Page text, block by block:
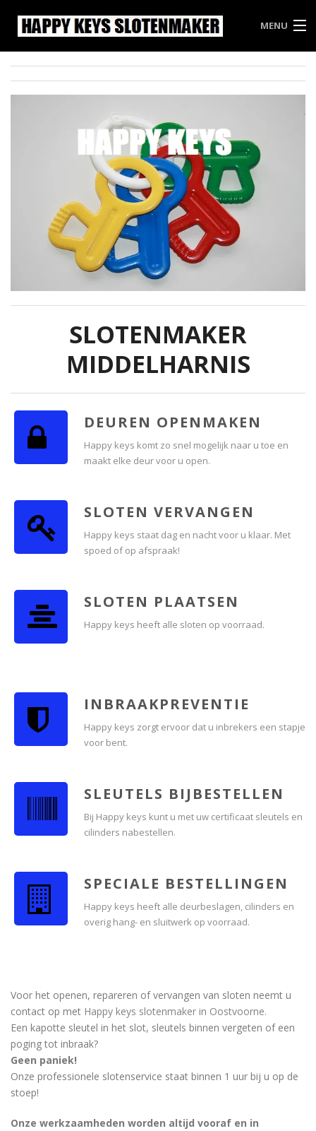
MENU
HAPPY KEYS
WEES INBREKERS EEN STAPJE VOOR
PRIJSLIJST HAPPY KEYS
VRIJBLIJVENDE OFFERTE
SLOTENMAKER
MIDDELHARNIS
DEUREN OPENMAKEN
Happy keys komt zo snel mogelijk naar u toe en
maakt elke deur voor u open.
SLOTEN VERVANGEN
Happy keys staat dag en nacht voor u klaar. Met
spoed of op afspraak!
SLOTEN PLAATSEN
Happy keys heeft alle sloten op voorraad.
INBRAAKPREVENTIE
Happy keys zorgt ervoor dat u inbrekers een stapje
voor bent.
SLEUTELS BIJBESTELLEN
Bij Happy keys kunt u met uw certificaat sleutels en
cilinders nabestellen.
SPECIALE BESTELLINGEN
Happy keys heeft alle deurbeslagen, cilinders en
overig hang- en sluitwerk op voorraad.
Voor het openen, repareren of vervangen van sloten neemt u
contact op met Happy keys slotenmaker in Oostvoorne.
Een kapotte sleutel in het slot, sleutels binnen vergeten of een
poging tot inbraak?
Geen paniek!
Onze professionele slotenservice staat binnen 1 uur bij u op de
stoep!
Onze werkzaamheden worden altijd vooraf en in